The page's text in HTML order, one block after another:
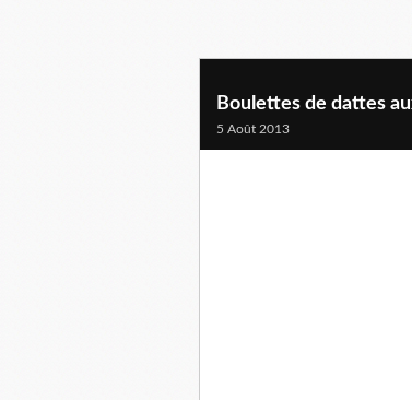
Boulettes de dattes
5 Août 2013